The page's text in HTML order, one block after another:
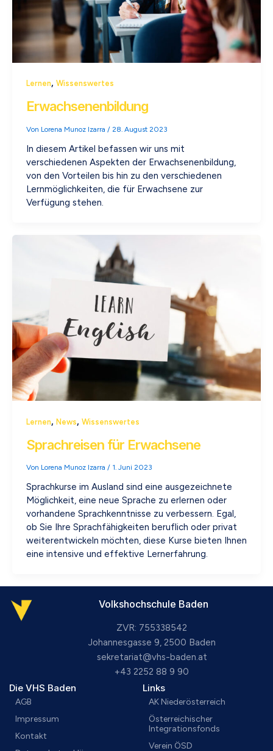
Lernen, Wissenswertes
Erwachsenenbildung
Von Lorena Munoz Izarra / 28. August 2023
In diesem Artikel befassen wir uns mit
verschiedenen Aspekten der Erwachsenenbildung,
von den Vorteilen bis hin zu den verschiedenen
Lernmöglichkeiten, die für Erwachsene zur
Verfügung stehen.
Lernen, News, Wissenswertes
Sprachreisen für Erwachsene
Von Lorena Munoz Izarra / 1. Juni 2023
Sprachkurse im Ausland sind eine ausgezeichnete
Möglichkeit, eine neue Sprache zu erlernen oder
vorhandene Sprachkenntnisse zu verbessern. Egal,
ob Sie Ihre Sprachfähigkeiten beruflich oder privat
weiterentwickeln möchten, diese Kurse bieten Ihnen
eine intensive und effektive Lernerfahrung.
Volkshochschule Baden
ZVR: 755338542
Johannesgasse 9, 2500 Baden
sekretariat@vhs-baden.at
+43 2252 88 9 90
Die VHS Baden
AGB
Impressum
Kontakt
Links
AK Niederösterreich
Österreichischer
Integrationsfonds
Verein ÖSD